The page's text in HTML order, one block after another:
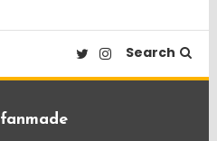
Search
fanmade